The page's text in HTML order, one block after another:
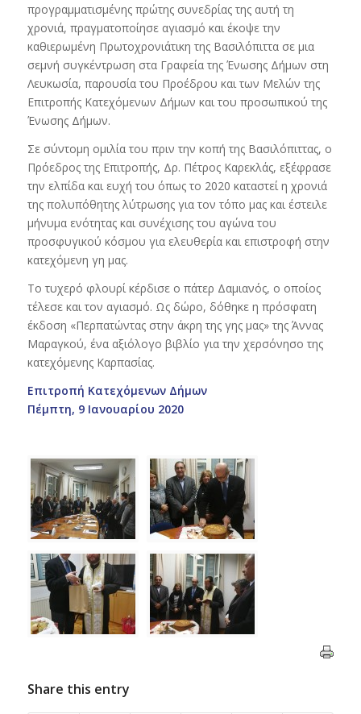
προγραμματισμένης πρώτης συνεδρίας της αυτή τη
χρονιά, πραγματοποίησε αγιασμό και έκοψε την
καθιερωμένη Πρωτοχρονιάτικη της Βασιλόπιττα σε μια
σεμνή συγκέντρωση στα Γραφεία της Ένωσης Δήμων στη
Λευκωσία, παρουσία του Προέδρου και των Μελών της
Επιτροπής Κατεχόμενων Δήμων και του προσωπικού της
Ένωσης Δήμων.
Σε σύντομη ομιλία του πριν την κοπή της Βασιλόπιττας, ο
Πρόεδρος της Επιτροπής, Δρ. Πέτρος Καρεκλάς, εξέφρασε
την ελπίδα και ευχή του όπως το 2020 καταστεί η χρονιά
της πολυπόθητης λύτρωσης για τον τόπο μας και έστειλε
μήνυμα ενότητας και συνέχισης του αγώνα του
προσφυγικού κόσμου για ελευθερία και επιστροφή στην
κατεχόμενη γη μας.
Το τυχερό φλουρί κέρδισε ο πάτερ Δαμιανός, ο οποίος
τέλεσε και τον αγιασμό. Ως δώρο, δόθηκε η πρόσφατη
έκδοση «Περπατώντας στην άκρη της γης μας» της Άννας
Μαραγκού, ένα αξιόλογο βιβλίο για την χερσόνησο της
κατεχόμενης Καρπασίας.
Επιτροπή Κατεχόμενων Δήμων
Πέμπτη, 9 Ιανουαρίου 2020
Share this entry